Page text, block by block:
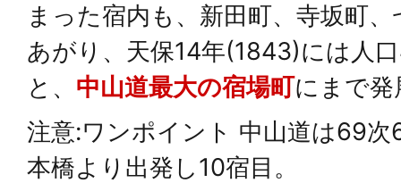
まった宿内も、新田町、寺坂町
あがり、天保14年(1843)には人
と、 中山道最大の宿場町にまで発
注意:ワンポイント 中山道は69次
本橋より出発し10宿目。